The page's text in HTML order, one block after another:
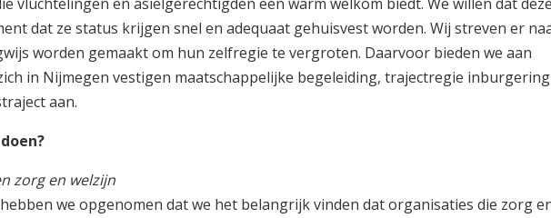
dat ze status krijgen snel en adequaat gehuisvest worden. Wij streven er
worden gemaakt om hun zelfregie te vergroten. Daarvoor bieden we aan
in Nijmegen vestigen maatschappelijke begeleiding, trajectregie
aan.
zorg en welzijn
we opgenomen dat we het belangrijk vinden dat organisaties die zorg